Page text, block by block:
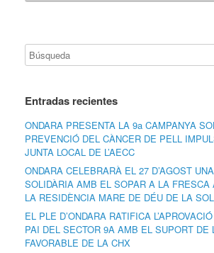
Entradas recientes
ONDARA PRESENTA LA 9a CAMPANYA
PREVENCIÓ DEL CÀNCER DE PELL
JUNTA LOCAL DE L’AECC
ONDARA CELEBRARÀ EL 27 D’AGOST
SOLIDÀRIA AMB EL SOPAR A LA FRESCA
LA RESIDÈNCIA MARE DE DÉU DE LA
EL PLE D’ONDARA RATIFICA
PAI DEL SECTOR 9A AMB EL SUPORT DE
FAVORABLE DE LA CHX